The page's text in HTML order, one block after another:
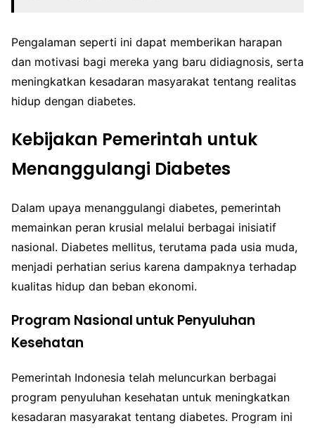
Pengalaman seperti ini dapat memberikan harapan
dan motivasi bagi mereka yang baru didiagnosis, serta
meningkatkan kesadaran masyarakat tentang realitas
hidup dengan diabetes.
Kebijakan Pemerintah untuk
Menanggulangi Diabetes
Dalam upaya menanggulangi diabetes, pemerintah
memainkan peran krusial melalui berbagai inisiatif
nasional. Diabetes mellitus, terutama pada usia muda,
menjadi perhatian serius karena dampaknya terhadap
kualitas hidup dan beban ekonomi.
Program Nasional untuk Penyuluhan
Kesehatan
Pemerintah Indonesia telah meluncurkan berbagai
program penyuluhan kesehatan untuk meningkatkan
kesadaran masyarakat tentang diabetes. Program ini